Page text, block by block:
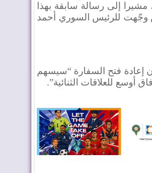
مشيرا إلى رسالة سابقة بهذا
وجّهت للرئيس السوري أحمد
إعادة فتح السفارة “سيسهم
أوسع للعلاقات الثنائية”.